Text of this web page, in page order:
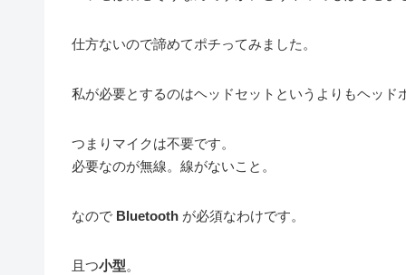
仕方ないので諦めてポチってみました。
私が必要とするのはヘッドセットというよりもヘッド
つまりマイクは不要です。
必要なのが無線。線がないこと。
なので Bluetooth が必須なわけです。
且つ小型。